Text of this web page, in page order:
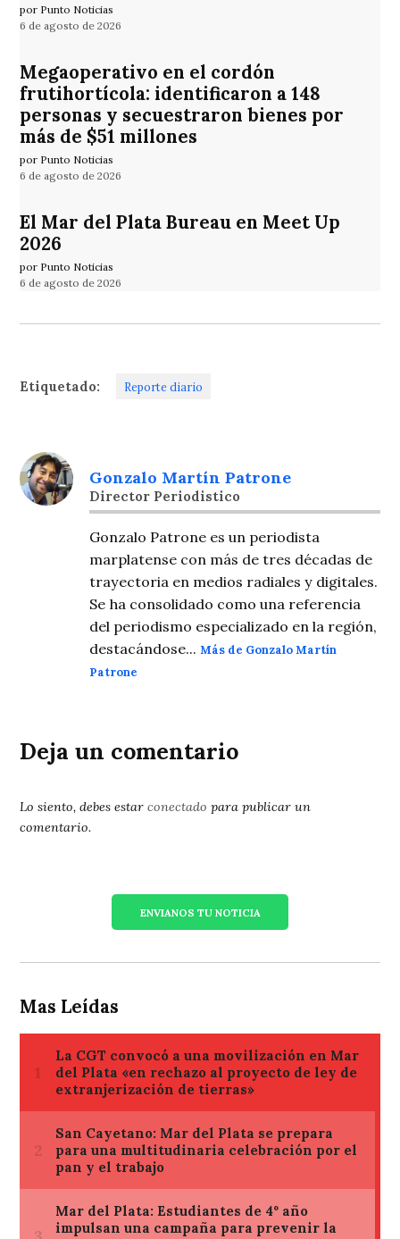
por Punto Noticias
6 de agosto de 2026
Megaoperativo en el cordón
frutihortícola: identificaron a 148
personas y secuestraron bienes por
más de $51 millones
por Punto Noticias
6 de agosto de 2026
El Mar del Plata Bureau en Meet Up
2026
por Punto Noticias
6 de agosto de 2026
Etiquetado: Reporte diario
Gonzalo Martín Patrone
Director Periodistico
Gonzalo Patrone es un periodista
marplatense con más de tres décadas de
trayectoria en medios radiales y digitales.
Se ha consolidado como una referencia
del periodismo especializado en la región,
destacándose...Más de Gonzalo Martín
Patrone
Deja un comentario
Lo siento, debes estarconectado para publicar un
comentario.
ENVIANOS TU NOTICIA
Mas Leídas